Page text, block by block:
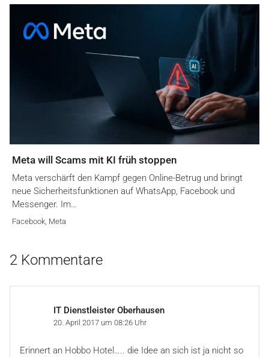
Meta will Scams mit KI früh stoppen
Meta verschärft den Kampf gegen Online-Betrug und bringt
neue Sicherheitsfunktionen auf WhatsApp, Facebook und
Messenger. Im…
Facebook, Meta
2 Kommentare
IT Dienstleister Oberhausen
20. April 2017 um 08:26 Uhr
Erinnert an Hobbo Hotel….. die Idee an sich ist ja nicht so